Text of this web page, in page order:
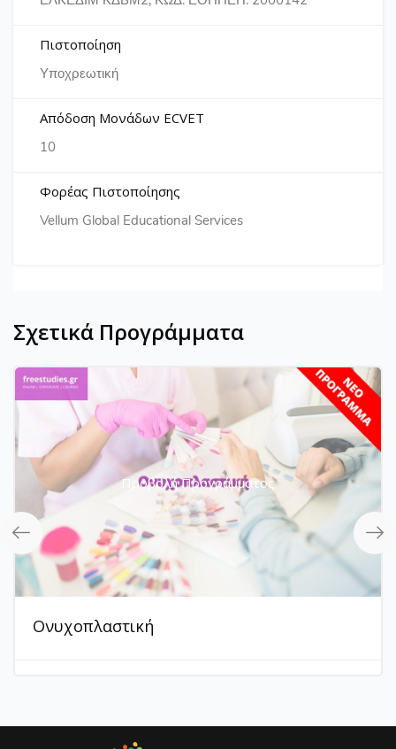
Πιστοποίηση
Υποχρεωτική
Απόδοση Μονάδων ECVET
10
Φορέας Πιστοποίησης
Vellum Global Educational Services
Σχετικά Προγράμματα
Προβολή Προγράμματος
Ονυχοπλαστική